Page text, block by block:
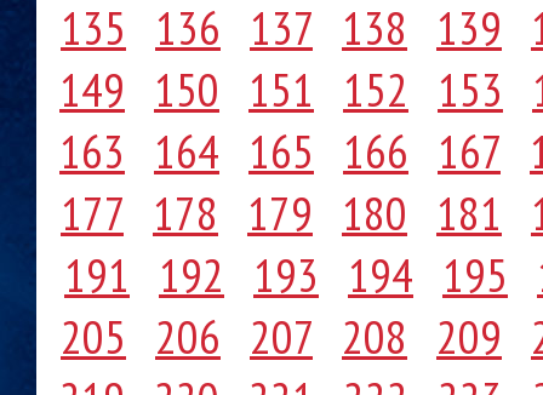
135 136 137 138 139
149 150 151 152 153
163 164 165 166 167
177 178 179 180 181
191 192 193 194 195
205 206 207 208 209